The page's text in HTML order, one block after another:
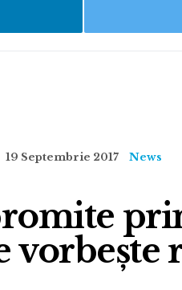
19 Septembrie 2017
News
vorbește